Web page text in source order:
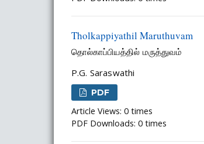
Tholkappiyathil Maruthuvam
தொல்காப்பியத்தில் மருத்துவம்
P.G. Saraswathi
PDF
Article Views: 0 times
PDF Downloads: 0 times